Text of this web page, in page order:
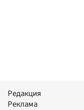
Редакция
Реклама